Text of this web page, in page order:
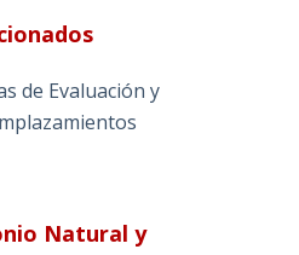
de Evaluación y
Natural y